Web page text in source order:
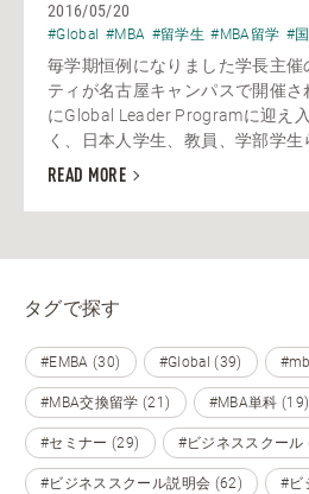
2016/05/20
#Global #MBA #留学生 #MBA留学 #
毎学期恒例になりました学長主催
ティが名古屋キャンパスで開催さ
にGlobal Leader Programに迎え
く、日本人学生、教員、学部学生
READ MORE
タグで探す
#EMBA (30) #Global (39)
#MBA交換留学 (21) #MBA単科 (19)
#セミナー (29) #ビジネススクール
#ビジネススクール説明会 (62) #ビ